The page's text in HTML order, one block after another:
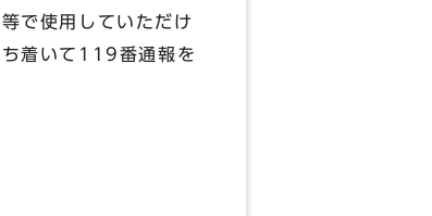
で使用していただけ
ち着いて119番通報を